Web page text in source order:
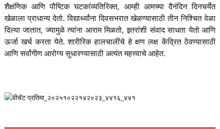
शैक्षणिक आणि पौष्टिक घटकांव्यतिरिक्त, आम्ही आमच्या दैनंदिन दिनचर्येत
खेळाला प्राधान्य देतो. विद्यार्थ्यांना दिवसभरात खेळण्यासाठी तीन निश्चित वेळा
दिल्या जातात, ज्यामुळे त्यांना आराम मिळतो, इतरांशी संवाद साधता येतो आणि
ऊर्जा खर्च करता येते. शारीरिक हालचालींचे हे क्षण लक्ष केंद्रित ठेवण्यासाठी
आणि सर्वांगीण आरोग्य सुधारण्यासाठी अत्यंत महत्त्वाचे आहेत.